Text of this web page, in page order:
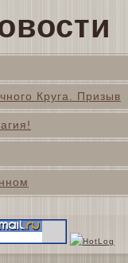
Круга. Призыв